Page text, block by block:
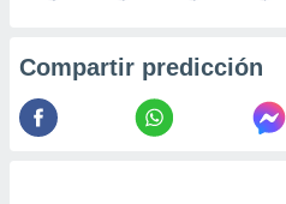
Compartir predicción